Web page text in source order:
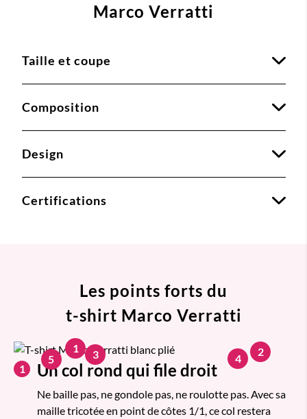
Marco Verratti
Taille et coupe
Composition
Design
Certifications
Les points forts du
t-shirt Marco Verratti
1 Un col rond qui file droit
Ne baille pas, ne gondole pas, ne roulotte pas. Avec sa
maille tricotée en point de côtes 1/1, ce col restera
1 2
3 4
5